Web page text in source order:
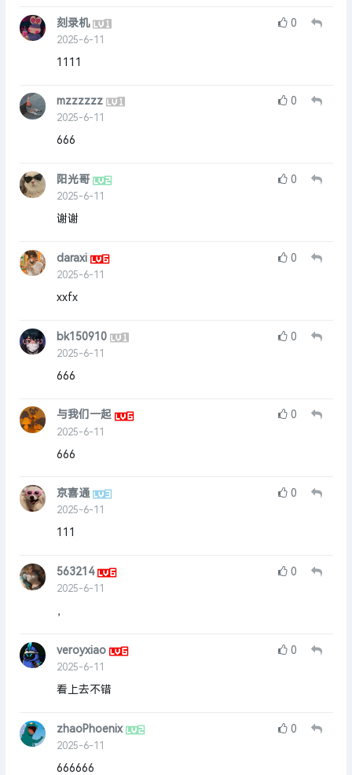
刻录机
2025-6-11
0
1111
mzzzzzz
2025-6-11
0
666
阳光哥
2025-6-11
0
谢谢
daraxi
2025-6-11
0
xxfx
bk150910
2025-6-11
0
666
与我们一起
2025-6-11
0
666
京喜通
2025-6-11
0
111
563214
2025-6-11
0
，
veroyxiao
2025-6-11
0
看上去不错
zhaoPhoenix
2025-6-11
0
666666